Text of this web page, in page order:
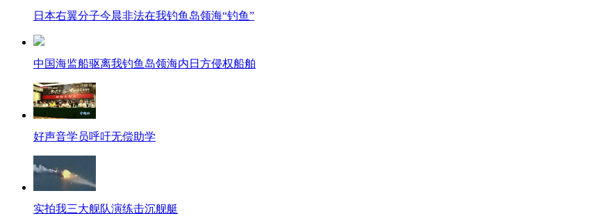
日本右翼分子今晨非法在我钓鱼岛领海“钓鱼”
中国海监船驱离我钓鱼岛领海内日方侵权船舶
好声音学员呼吁无偿助学
实拍我三大舰队演练击沉舰艇